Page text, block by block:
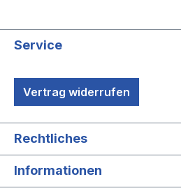
Service
Vertrag widerrufen
Rechtliches
Informationen